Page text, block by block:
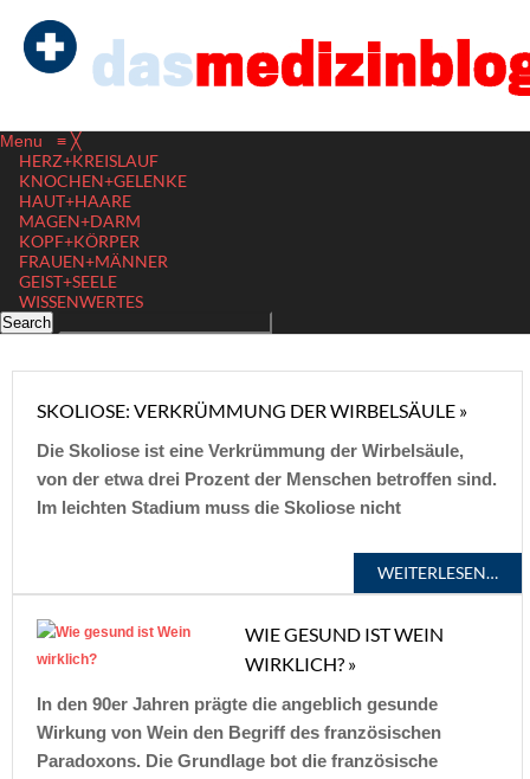
Menu ≡ ╳
HERZ+KREISLAUF
KNOCHEN+GELENKE
HAUT+HAARE
MAGEN+DARM
KOPF+KÖRPER
FRAUEN+MÄNNER
GEIST+SEELE
WISSENWERTES
SKOLIOSE: VERKRÜMMUNG DER WIRBELSÄULE »
Die Skoliose ist eine Verkrümmung der Wirbelsäule,
von der etwa drei Prozent der Menschen betroffen sind.
Im leichten Stadium muss die Skoliose nicht
WEITERLESEN…
WIE GESUND IST WEIN
WIRKLICH? »
In den 90er Jahren prägte die angeblich gesunde
Wirkung von Wein den Begriff des französischen
Paradoxons. Die Grundlage bot die französische